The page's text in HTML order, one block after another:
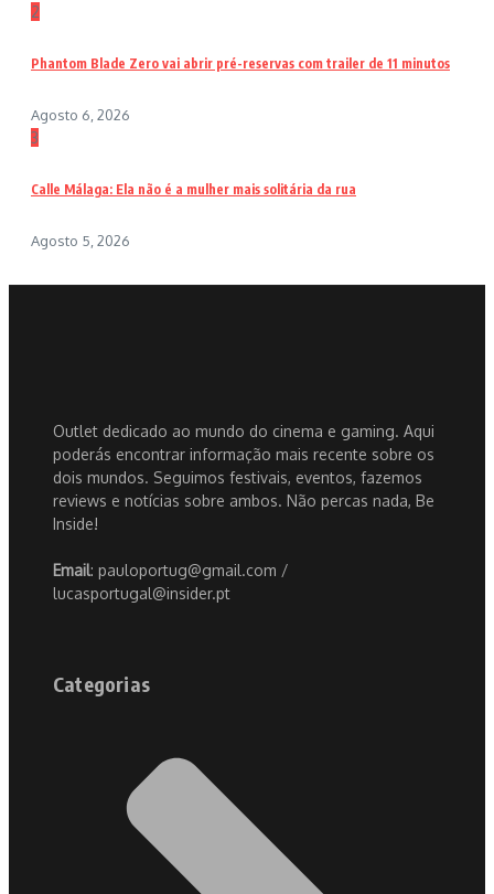
2
Phantom Blade Zero vai abrir pré-reservas com trailer de 11 minutos
Agosto 6, 2026
3
Calle Málaga: Ela não é a mulher mais solitária da rua
Agosto 5, 2026
Outlet dedicado ao mundo do cinema e gaming. Aqui
poderás encontrar informação mais recente sobre os
dois mundos. Seguimos festivais, eventos, fazemos
reviews e notícias sobre ambos. Não percas nada, Be
Inside!
Email: pauloportug@gmail.com /
lucasportugal@insider.pt
Categorias